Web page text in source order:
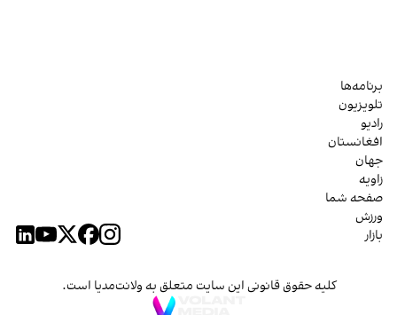
برنامه‌ها
تلویزیون
رادیو
افغانستان
جهان
زاویه
صفحه شما
ورزش
بازار
کلیه حقوق قانونی این سایت متعلق به ولانت‌مدیا است.